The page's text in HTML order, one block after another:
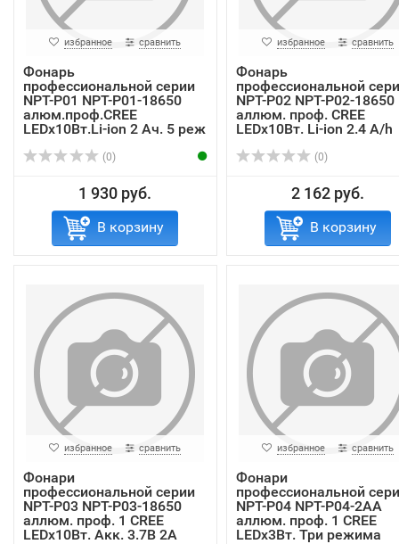
избранное сравнить
Фонарь
профессиональной серии
NPT-P01 NPT-P01-18650
алюм.проф.CREE
LEDx10Вт.Li-ion 2 Ач. 5 реж
(0)
1 930 руб.
В корзину
избранное сравнить
Фонарь
профессиональной
NPT-P02 NPT-P02-18650
аллюм. проф. CREE
LEDx10Вт. Li-ion 2.4 A/h
(0)
2 162 руб.
В корзину
избранное сравнить
Фонари
профессиональной серии
NPT-P03 NPT-P03-18650
аллюм. проф. 1 CREE
LEDx10Вт. Акк. 3.7В 2А
избранное сравнить
Фонари
профессиональной
NPT-P04 NPT-P04-2AA
аллюм. проф. 1 CREE
LEDx3Вт. Три режима